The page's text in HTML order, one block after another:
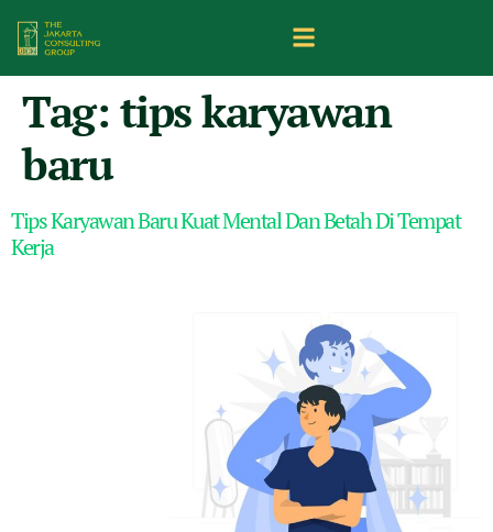
Tag: tips karyawan
baru
Tips Karyawan Baru Kuat Mental Dan Betah Di Tempat
Kerja